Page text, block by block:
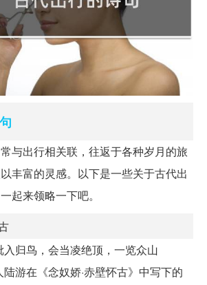
与出行相关联，往返于各种岁月的旅
丰富的灵感。以下是一些关于古代出
起来领略一下吧。
入归鸟，会当凌绝顶，一览众山
游在《念奴娇·赤壁怀古》中写下的